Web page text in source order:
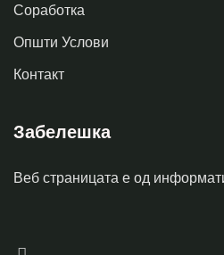
Соработка
Општи Услови
Контакт
Забелешка
Веб страницата е од